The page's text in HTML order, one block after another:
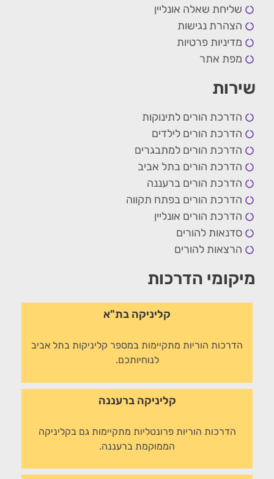
שליחת שאלה אונליין
הצהרת נגישות
מדיניות פרטיות
מפת אתר
שירות
הדרכת הורים לתינוקות
הדרכת הורים לילדים
הדרכת הורים למתבגרים
הדרכת הורים בתל אביב
הדרכת הורים ברעננה
הדרכת הורים בפתח תקווה
הדרכת הורים אונליין
סדנאות להורים
הרצאות להורים
מיקומי הדרכות
קליניקה בת"א
הדרכות הוריות מתקיימות במספר קליניקות בתל אביב
לנוחיותכם.
קליניקה ברעננה
הדרכות הוריות פרונטליות מתקיימות גם בקליניקה
הממוקמת ברעננה.